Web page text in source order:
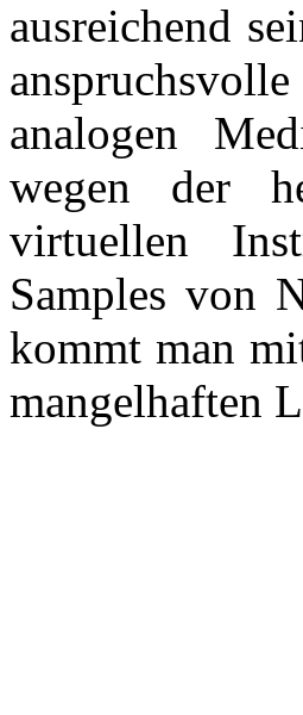
ausreichend
analogen
wegen der
virtuellen
Samples von
kommt man
mangelhaften